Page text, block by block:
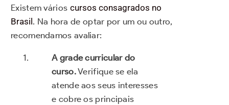
Existem vários cursos consagrados no
Brasil . Na hora de optar por um ou outro,
recomendamos avaliar:
A grade curricular do
curso.Verifique se ela
atende aos seus interesses
e cobre os principais